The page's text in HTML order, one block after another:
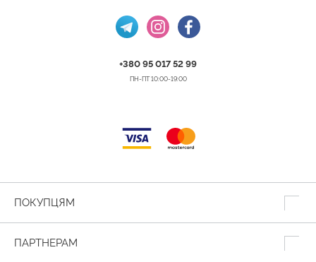
+380 95 017 52 99
ПН-ПТ 10:00-19:00
ПОКУПЦЯМ
ПАРТНЕРАМ